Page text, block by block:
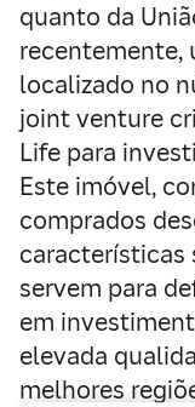
quanto da
recentemente,
localizado no
joint venture
Life para
Este imóvel,
comprados
características
servem para
em
elevada
melhores